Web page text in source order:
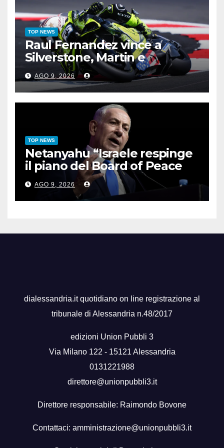
TOP NEWS
Raul Fernandez vince a
Silverstone, Martin e
Bezzecchi sul podio
AGO 9, 2026
TOP NEWS
Netanyahu “Israele respinge
il piano del Board of Peace
per Gaza”
AGO 9, 2026
dialessandria.it quotidiano on line registrazione al
tribunale di Alessandria n.48/2017
edizioni Union Pubbli 3
Via Milano 122 - 15121 Alessandria
0131221988
direttore@unionpubbli3.it
Direttore responsabile: Raimondo Bovone
Contattaci: amministrazione@unionpubbli3.it